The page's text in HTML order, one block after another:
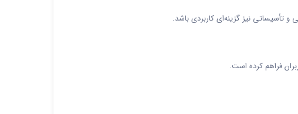
تأسیساتی نیز گزینه‌ای کاربردی باشد.